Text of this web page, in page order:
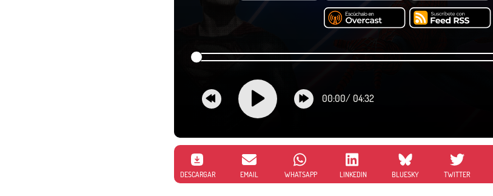
00:00/ 04:32
DESCARGAR EMAIL WHATSAPP LINKEDIN BLUESKY TWITTER